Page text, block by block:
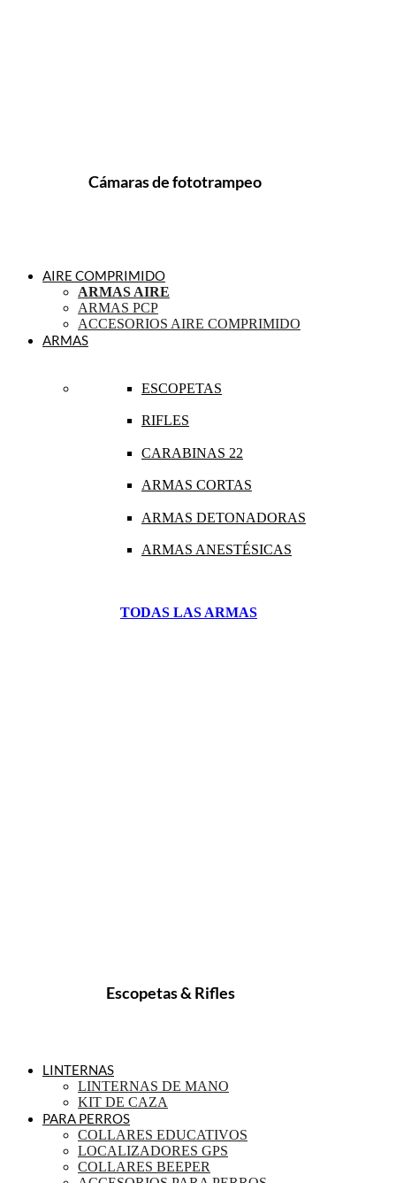
Cámaras de fototrampeo
AIRE COMPRIMIDO
ARMAS AIRE
ARMAS PCP
ACCESORIOS AIRE COMPRIMIDO
ARMAS
ESCOPETAS
RIFLES
CARABINAS 22
ARMAS CORTAS
ARMAS DETONADORAS
ARMAS ANESTÉSICAS
TODAS LAS ARMAS
Escopetas & Rifles
LINTERNAS
LINTERNAS DE MANO
KIT DE CAZA
PARA PERROS
COLLARES EDUCATIVOS
LOCALIZADORES GPS
COLLARES BEEPER